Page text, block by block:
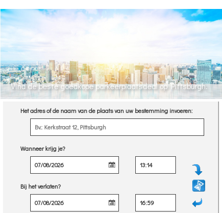
Vind de beste goedkope parkeerplaatsdeal op Pittsburgh.
Het adres of de naam van de plaats van uw bestemming invoeren:
Wanneer krijg je?
Bij het verlaten?